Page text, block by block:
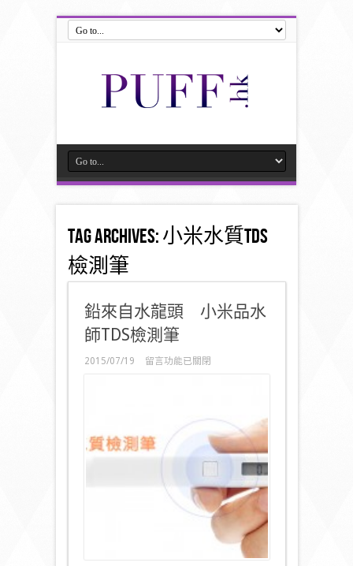
Tag Archives:小米水質TDS
檢測筆
鉛來自水龍頭 小米品水
師TDS檢測筆
2015/07/19
在
頭
小
留言功能已關閉